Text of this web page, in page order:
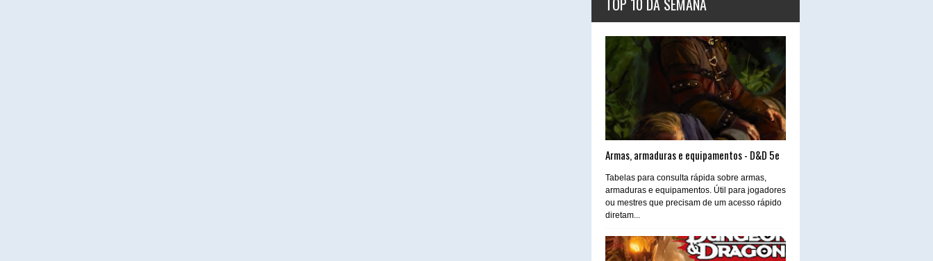
Armas, armaduras e equipamentos - D&D 5e
Tabelas para consulta rápida sobre armas,
armaduras e equipamentos. Útil para jogadores
ou mestres que precisam de um acesso rápido
diretam...